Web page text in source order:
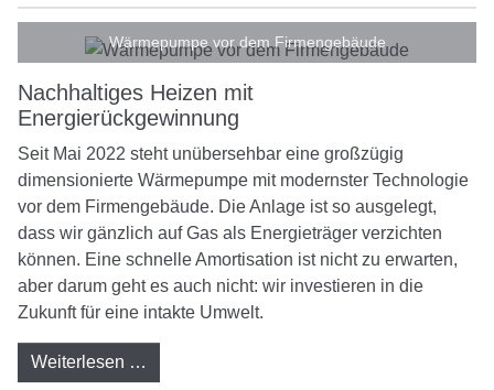
Wärmepumpe vor dem Firmengebäude
Nachhaltiges Heizen mit
Energierückgewinnung
Seit Mai 2022 steht unübersehbar eine großzügig
dimensionierte Wärmepumpe mit modernster Technologie
vor dem Firmengebäude. Die Anlage ist so ausgelegt,
dass wir gänzlich auf Gas als Energieträger verzichten
können. Eine schnelle Amortisation ist nicht zu erwarten,
aber darum geht es auch nicht: wir investieren in die
Zukunft für eine intakte Umwelt.
Weiterlesen …